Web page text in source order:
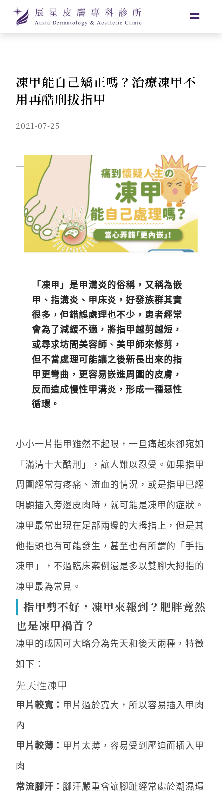
凍甲能自己矯正嗎？治療凍甲不
用再酷刑拔指甲
2021-07-25
「凍甲」是甲溝炎的俗稱，又稱為嵌
甲、指溝炎、甲床炎，好發族群其實
很多，但錯誤處理也不少，患者經常
會為了減緩不適，將指甲越剪越短，
或尋求坊間美容師、美甲師來修剪，
但不當處理可能讓之後新長出來的指
甲更彎曲，更容易嵌進周圍的皮膚，
反而造成慢性甲溝炎，形成一種惡性
循環。
小小一片指甲雖然不起眼，一旦痛起來卻宛如
「滿清十大酷刑」，讓人難以忍受。如果指甲
周圍經常有疼痛、流血的情況，或是指甲已經
明顯插入旁邊皮肉時，就可能是凍甲的症狀。
凍甲最常出現在足部兩邊的大拇指上，但是其
他指頭也有可能發生，甚至也有所謂的「手指
凍甲」，不過臨床案例還是多以雙腳大拇指的
凍甲最為常見。
指甲剪不好，凍甲來報到？肥胖竟然
也是凍甲禍首？
凍甲的成因可大略分為先天和後天兩種，特徵
如下：
先天性凍甲
甲片較寬： 甲片過於寬大，所以容易插入甲肉
內
甲片較薄： 甲片太薄，容易受到壓迫而插入甲
肉
常流腳汗： 腳汗嚴重會讓腳趾經常處於潮濕環